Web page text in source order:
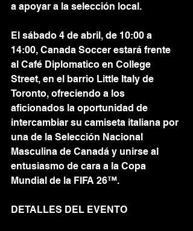
a apoyar a la selección local.
El sábado 4 de abril, de 10:00 a
14:00, Canada Soccer estará frente
al Café Diplomatico en College
Street, en el barrio Little Italy de
Toronto, ofreciendo a los
aficionados la oportunidad de
intercambiar su camiseta italiana por
una de la Selección Nacional
Masculina de Canadá y unirse al
entusiasmo de cara a la Copa
Mundial de la FIFA 26™.
DETALLES DEL EVENTO